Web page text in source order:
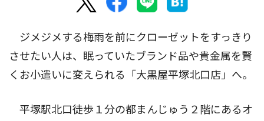
ジメジメする梅雨を前にクローゼットをすっきり
させたい人は、眠っていたブランド品や貴金属を賢
くお小遣いに変えられる「大黒屋平塚北口店」へ。
平塚駅北口徒歩１分の都まんじゅう２階にあるオ